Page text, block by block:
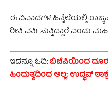
ಈ ವಿವಾದಗಳ ಹಿನ್ನೆಲೆಯಲ್ಲಿ
ರೀತಿ ವರ್ತಿಸುತ್ತಿದ್ದಾರೆ ಎಂದು
ಇದನ್ನೂ ಓದಿ:ಬಿಜೆಪಿಯಿಂದ ದೂರ
ಹಿಂದುತ್ವದಿಂದ ಅಲ್ಲ: ಉದ್ಧವ್